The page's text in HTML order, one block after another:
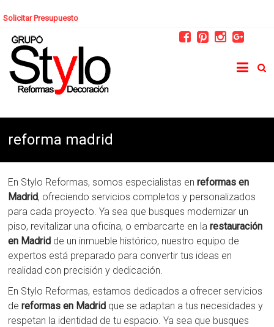
Solicitar Presupuesto
reforma madrid
En Stylo Reformas, somos especialistas enreformas en
Madrid, ofreciendo servicios completos y personalizados
para cada proyecto. Ya sea que busques modernizar un
piso, revitalizar una oficina, o embarcarte en larestauración
en Madrid de un inmueble histórico, nuestro equipo de
expertos está preparado para convertir tus ideas en
realidad con precisión y dedicación.
En Stylo Reformas, estamos dedicados a ofrecer servicios
dereformas en Madrid que se adaptan a tus necesidades y
respetan la identidad de tu espacio. Ya sea que busques